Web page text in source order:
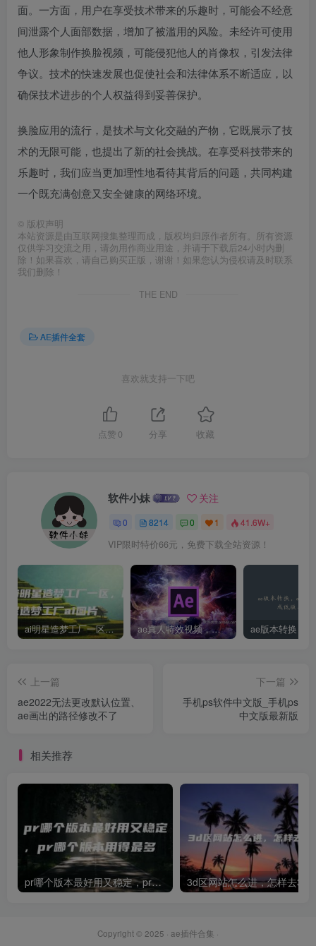
面。一方面，用户在享受技术带来的乐趣时，可能会不经意
间泄露个人面部数据，增加了被滥用的风险。未经许可使用
他人形象制作换脸视频，可能侵犯他人的肖像权，引发法律
争议。技术的快速发展也促使社会和法律体系不断适应，以
确保技术进步的个人权益得到妥善保护。
换脸应用的流行，是技术与文化交融的产物，它既展示了技
术的无限可能，也提出了新的社会挑战。在享受科技带来的
乐趣时，我们应当更加理性地看待其背后的问题，共同构建
一个既充满创意又安全健康的网络环境。
© 版权声明
本站资源是由互联网搜集整理而成，版权均归原作者所有。所有资源
仅供学习交流之用，请勿用作商业用途，并请于下载后24小时内删
除！如果喜欢，请自己购买正版，谢谢！如果您认为侵权请及时联系
我们删除！
THE END
AE插件全套
喜欢就支持一下吧
点赞 0 分享 收藏
软件小妹 关注
0 8214 0 1 41.6W+
VIP限时特价66元，免费下载全站资源！
ai明星造梦工厂一区，明星造梦工厂ai图片 ae真人特效视频，大学生第一次做ppt怎么做
上一篇
ae2022无法更改默认位置、
ae画出的路径修改不了
下一篇
手机ps软件中文版_手机ps
中文版最新版
相关推荐
pr哪个版本最好用又稳定，pr哪个版本用得最多 3d区网站怎么进，怎样去3d
Copyright © 2025 · ae插件合集 ·